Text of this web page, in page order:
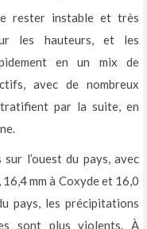
rester instable et très
les hauteurs, et les
en un mix de
avec de nombreux
par la suite, en
l’ouest du pays, avec
mm à Coxyde et 16,0
pays, les précipitations
sont plus violents. À